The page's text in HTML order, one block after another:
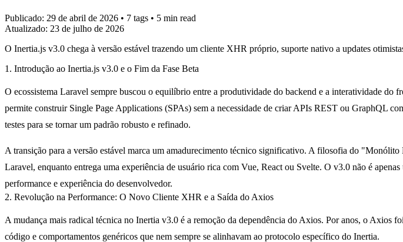
Publicado: 29 de abril de 2026 • 7 tags • 5 min read
Atualizado: 23 de julho de 2026
O Inertia.js v3.0 chega à versão estável trazendo um cliente XHR próprio, suporte nativo a updates
1. Introdução ao Inertia.js v3.0 e o Fim da Fase Beta
O ecossistema Laravel sempre buscou o equilíbrio entre a produtividade do backend e a interatividade do
permite construir Single Page Applications (SPAs) sem a necessidade de criar APIs REST ou GraphQL
testes para se tornar um padrão robusto e refinado.
A transição para a versão estável marca um amadurecimento técnico significativo. A filosofia do
Laravel, enquanto entrega uma experiência de usuário rica com Vue, React ou Svelte. O v3.0 não é
performance e experiência do desenvolvedor.
2. Revolução na Performance: O Novo Cliente XHR e a Saída do Axios
A mudança mais radical técnica no Inertia v3.0 é a remoção da dependência do Axios. Por anos, o Axios
código e comportamentos genéricos que nem sempre se alinhavam ao protocolo específico do Inertia.